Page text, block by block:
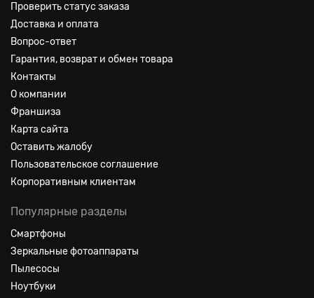
Проверить статус заказа
Доставка и оплата
Вопрос-ответ
Гарантия, возврат и обмен товара
Контакты
О компании
Франшиза
Карта сайта
Оставить жалобу
Пользовательское соглашение
Корпоративным клиентам
Популярные разделы
Смартфоны
Зеркальные фотоаппараты
Пылесосы
Ноутбуки